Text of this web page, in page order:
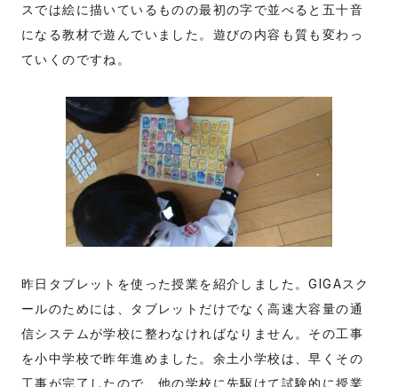
スでは絵に描いているものの最初の字で並べると五十音
になる教材で遊んでいました。遊びの内容も質も変わっ
ていくのですね。
昨日タブレットを使った授業を紹介しました。GIGAスク
ールのためには、タブレットだけでなく高速大容量の通
信システムが学校に整わなければなりません。その工事
を小中学校で昨年進めました。余土小学校は、早くその
工事が完了したので、他の学校に先駆けて試験的に授業